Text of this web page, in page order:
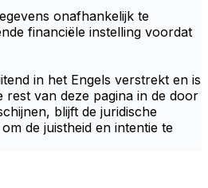
onafhankelijk te
financiële instelling voordat
in het Engels verstrekt en is
rest van deze pagina in de door
blijft de juridische
de juistheid en intentie te